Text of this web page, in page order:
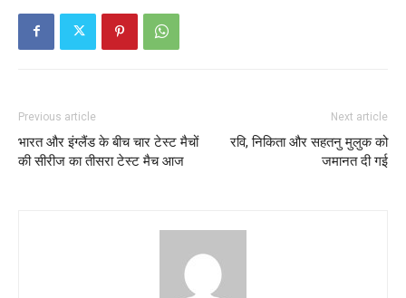
Previous article
भारत और इंग्लैंड के बीच चार टेस्ट मैचों
की सीरीज का तीसरा टेस्ट मैच आज
Next article
रवि, निकिता और सहतनु मुलुक को
जमानत दी गई